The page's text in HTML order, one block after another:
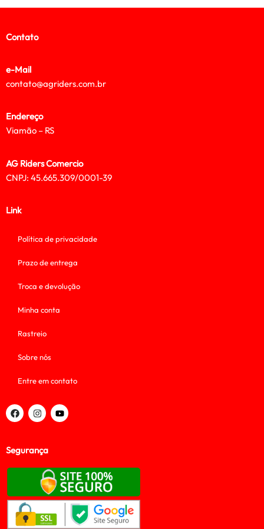
Contato
e-Mail
contato@agriders.com.br
Endereço
Viamão – RS
AG Riders Comercio
CNPJ: 45.665.309/0001-39
Link
Política de privacidade
Prazo de entrega
Troca e devolução
Minha conta
Rastreio
Sobre nós
Entre em contato
Segurança